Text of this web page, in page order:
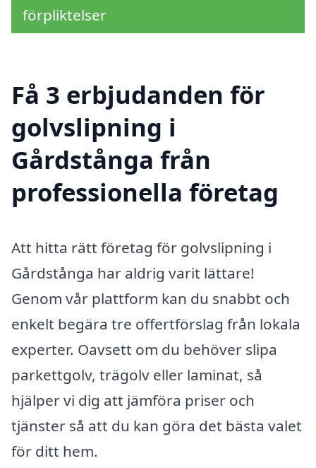
förpliktelser
Få 3 erbjudanden för
golvslipning i
Gårdstånga från
professionella företag
Att hitta rätt företag för golvslipning i
Gårdstånga har aldrig varit lättare!
Genom vår plattform kan du snabbt och
enkelt begära tre offertförslag från lokala
experter. Oavsett om du behöver slipa
parkettgolv, trägolv eller laminat, så
hjälper vi dig att jämföra priser och
tjänster så att du kan göra det bästa valet
för ditt hem.